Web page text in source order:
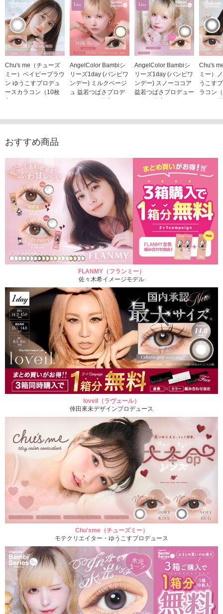
Chu's me（チューズ
ミー）ベイビーブラウ
ン ゆうこすプロデュ
ースカラコン（10枚
AngelColor Bambiシ
リーズ1day (バンビワ
ンデー) ミルクベージ
ュ 益若つばさプロデ
AngelColor Bambiシ
リーズ1day (バンビワ
ンデー) スノーココア
益若つばさプロデュー
Chu's
ミー）
うこす
ラコン
おすすめ商品
FLANMY（フランミー）
佐々木希イメージモデル
loveil（ラヴェール）
倖田來未デザインプロデュース
Chu'sme（チューズミー）
モテクリエイター・ゆうこすプロデュース